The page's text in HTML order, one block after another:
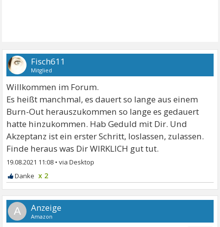
Fisch611
Mitglied
Willkommen im Forum.
Es heißt manchmal, es dauert so lange aus einem
Burn-Out herauszukommen so lange es gedauert
hatte hinzukommen. Hab Geduld mit Dir. Und
Akzeptanz ist ein erster Schritt, loslassen, zulassen.
Finde heraus was Dir WIRKLICH gut tut.
19.08.2021 11:08 •
x 2
A